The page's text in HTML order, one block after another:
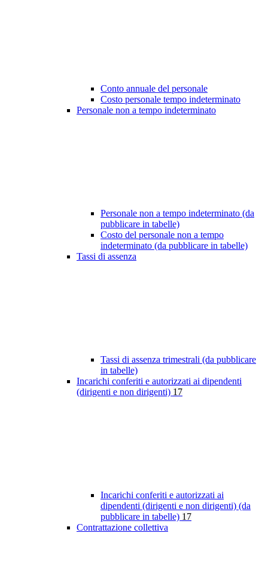
Conto annuale del personale
Costo personale tempo indeterminato
Personale non a tempo indeterminato
Personale non a tempo indeterminato (da
pubblicare in tabelle)
Costo del personale non a tempo
indeterminato (da pubblicare in tabelle)
Tassi di assenza
Tassi di assenza trimestrali (da pubblicare
in tabelle)
Incarichi conferiti e autorizzati ai dipendenti
(dirigenti e non dirigenti) 17
Incarichi conferiti e autorizzati ai
dipendenti (dirigenti e non dirigenti) (da
pubblicare in tabelle) 17
Contrattazione collettiva